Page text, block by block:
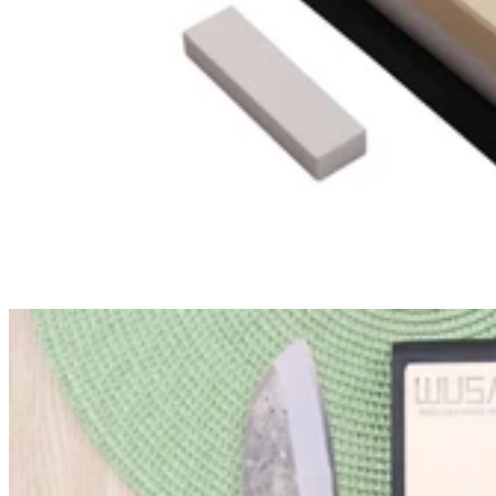
adhérente en évitant aux aliments gras ou humides de coller à la
lame. Les manches de la gamme sont aussi conçus en Pakkawood
mais de couleur noire intemporelle. Avec leur forme ovale, la prise
en main est agréable. N’oubliez pas votreplanche à découper
pour
utiliser vos couteaux Suncraft !
Explorez nos autres essentiels cuisine